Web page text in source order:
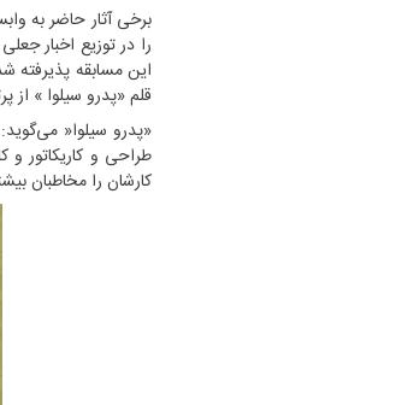
برخی آثار حاضر به
را در توزیع اخبار
این مسابقه پذیرفته
قلم «پدرو سیلوا » از
«پدرو سیلوا«
طراحی و کاریکاتور
کارشان را مخاطبان